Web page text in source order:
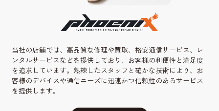
当社の店舗では、高品質な修理や買取、格安通信サービス、レ
ンタルサービスなどを提供しており、お客様の利便性と満足度
を追求しています。熟練したスタッフと確かな技術により、お
客様のデバイスや通信ニーズに迅速かつ信頼性のあるサービス
を提供します。